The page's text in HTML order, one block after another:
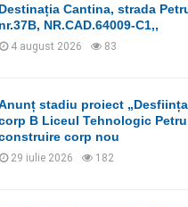
Destinația Cantina, strada
nr.37B, NR.CAD.64009-C1,,
4 august 2026 83
stadiu proiect
B Liceul Tehnologic Petru
corp nou
29 iulie 2026 182